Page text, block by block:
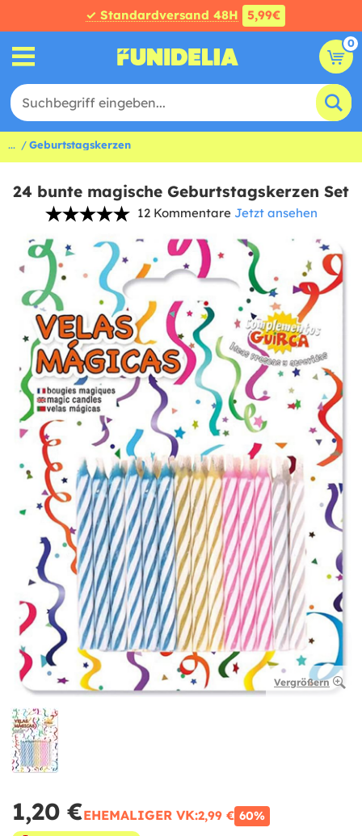
✓ Standardversand 48H 5,99€
0
... Geburtstagskerzen
24 bunte magische Geburtstagskerzen Set
12 Kommentare Jetzt ansehen
Vergrößern
1,20 €EHEMALIGER VK:2,99 € 60%